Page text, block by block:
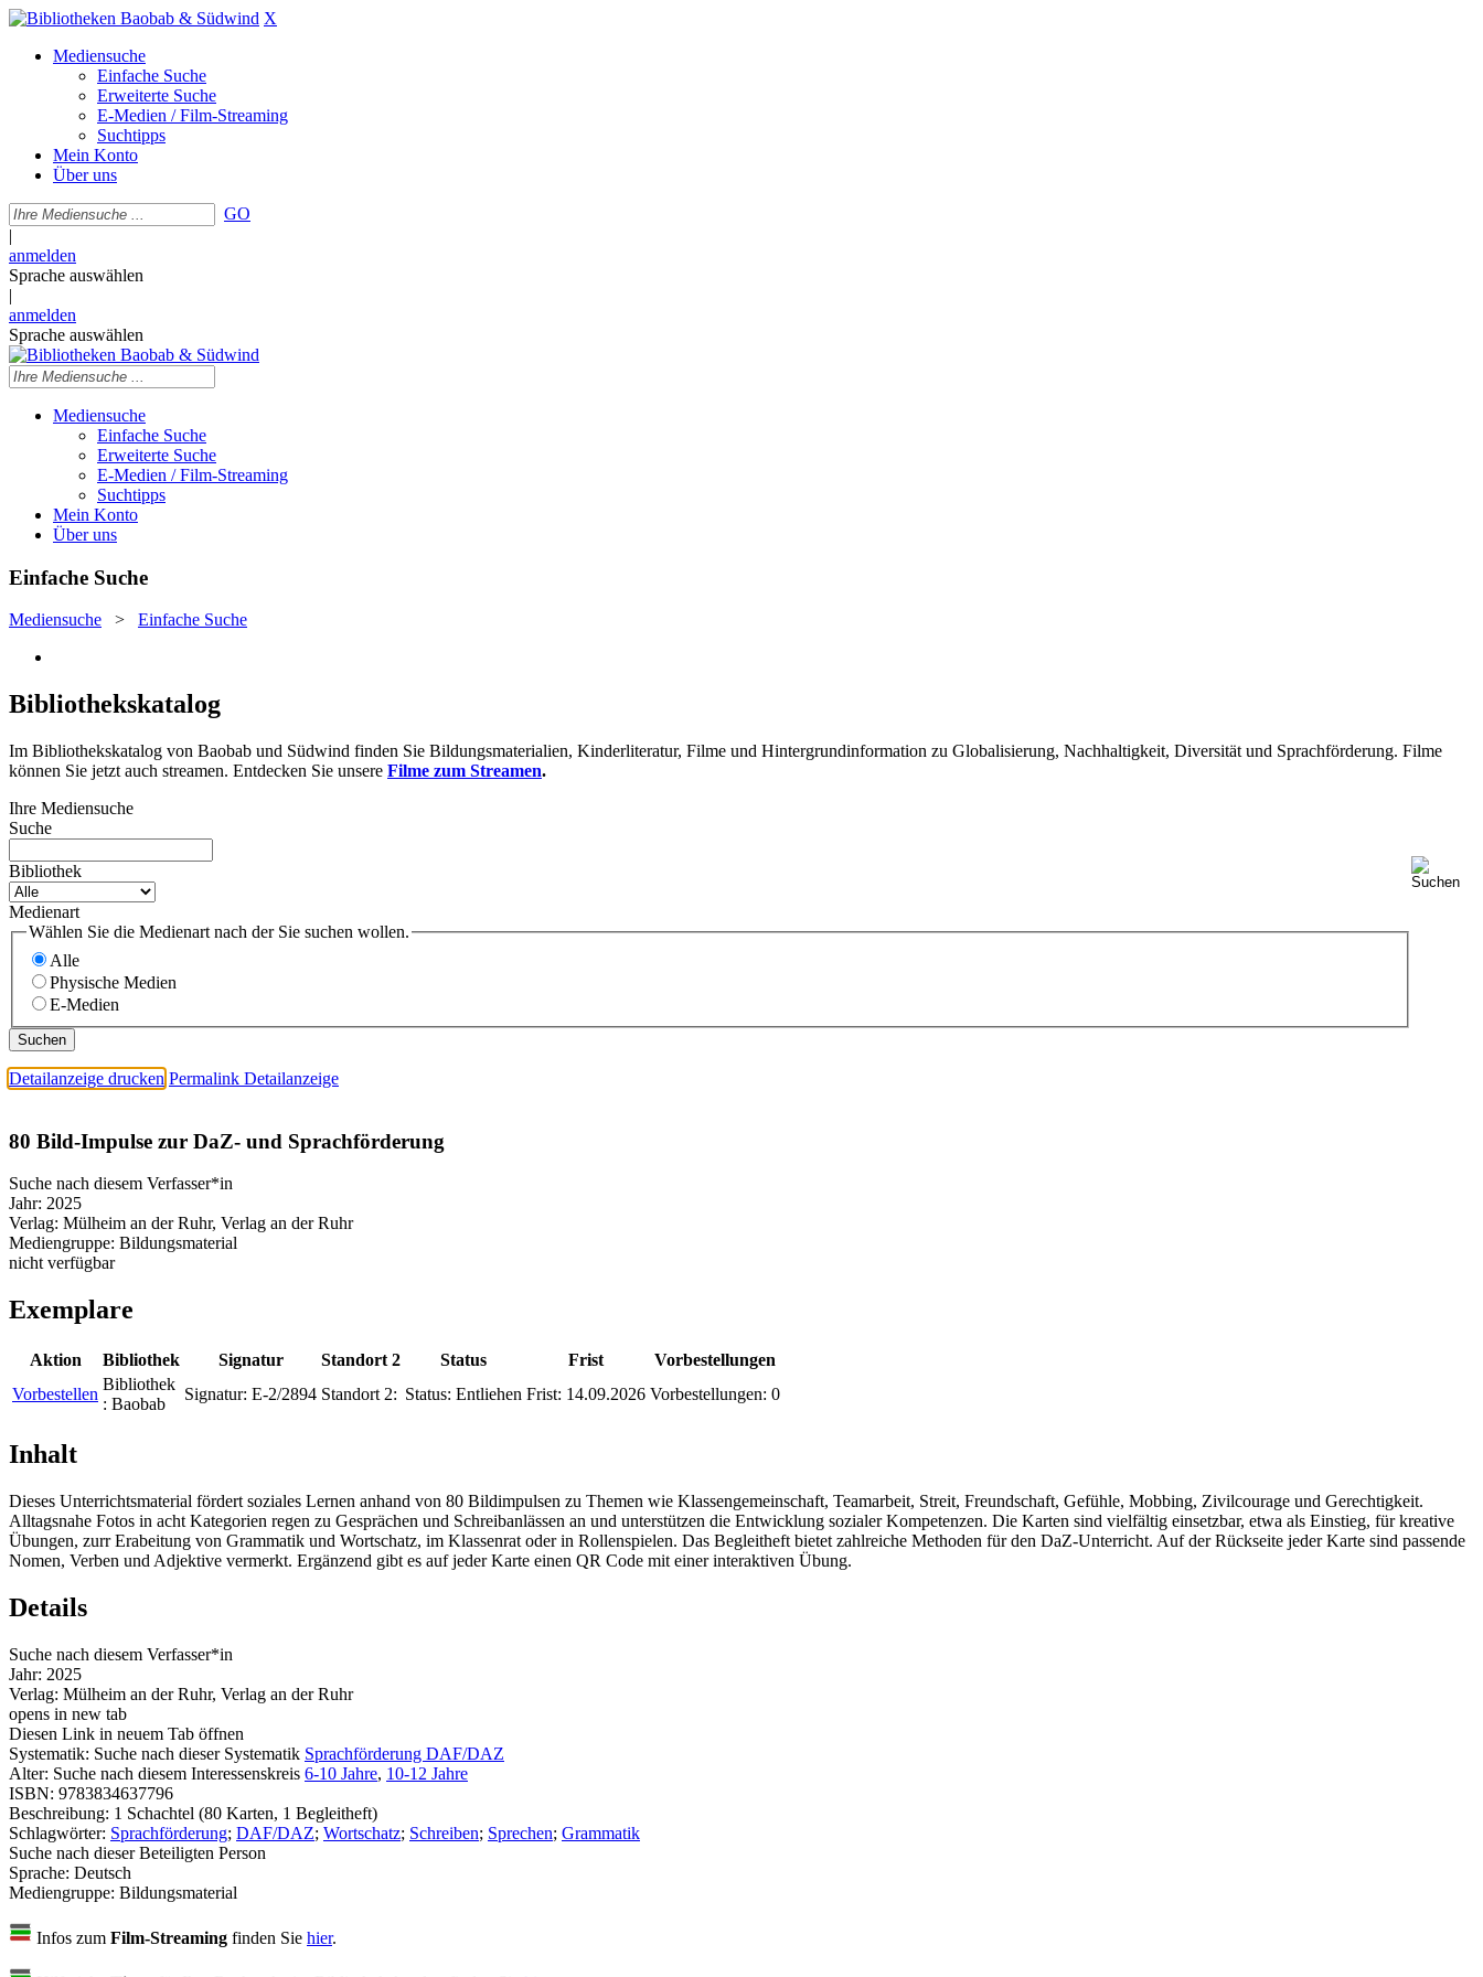
X
Mediensuche
Einfache Suche
Erweiterte Suche
E-Medien / Film-Streaming
Suchtipps
Mein Konto
Über uns
GO
|
anmelden
Sprache auswählen
|
anmelden
Sprache auswählen
Mediensuche
Einfache Suche
Erweiterte Suche
E-Medien / Film-Streaming
Suchtipps
Mein Konto
Über uns
Einfache Suche
Mediensuche > Einfache Suche
Bibliothekskatalog
Im Bibliothekskatalog von Baobab und Südwind finden Sie Bildungsmaterialien, Kinderliteratur, Filme und Hintergrundinformation zu Globalisierung, Nachhaltigkeit, Diversität und Sprachförderung. Filme
können Sie jetzt auch streamen. Entdecken Sie unsere Filme zum Streamen.
Ihre Mediensuche
Suche
Bibliothek
Medienart
Wählen Sie die Medienart nach der Sie suchen wollen.
Alle
Physische Medien
E-Medien
Detailanzeige drucken Permalink Detailanzeige
80 Bild-Impulse zur DaZ- und Sprachförderung
Suche nach diesem Verfasser*in
Jahr: 2025
Verlag: Mülheim an der Ruhr, Verlag an der Ruhr
Mediengruppe: Bildungsmaterial
nicht verfügbar
Exemplare
Aktion Bibliothek Signatur Standort 2 Status Frist
Vorbestellungen
Vorbestellen
Bibliothek
: Baobab
Signatur: E-2/2894 Standort 2: Status: Entliehen Frist: 14.09.2026 Vorbestellungen: 0
Inhalt
Dieses Unterrichtsmaterial fördert soziales Lernen anhand von 80 Bildimpulsen zu Themen wie Klassengemeinschaft, Teamarbeit, Streit, Freundschaft, Gefühle, Mobbing, Zivilcourage und Gerechtigkeit.
Alltagsnahe Fotos in acht Kategorien regen zu Gesprächen und Schreibanlässen an und unterstützen die Entwicklung sozialer Kompetenzen. Die Karten sind vielfältig einsetzbar, etwa als Einstieg, für kreative
Übungen, zurr Erabeitung von Grammatik und Wortschatz, im Klassenrat oder in Rollenspielen. Das Begleitheft bietet zahlreiche Methoden für den DaZ-Unterricht. Auf der Rückseite jeder Karte sind passende
Nomen, Verben und Adjektive vermerkt. Ergänzend gibt es auf jeder Karte einen QR Code mit einer interaktiven Übung.
Details
Suche nach diesem Verfasser*in
Jahr: 2025
Verlag: Mülheim an der Ruhr, Verlag an der Ruhr
opens in new tab
Diesen Link in neuem Tab öffnen
Systematik: Suche nach dieser Systematik Sprachförderung DAF/DAZ
Alter: Suche nach diesem Interessenskreis 6-10 Jahre, 10-12 Jahre
ISBN: 9783834637796
Beschreibung: 1 Schachtel (80 Karten, 1 Begleitheft)
Schlagwörter: Sprachförderung; DAF/DAZ; Wortschatz; Schreiben; Sprechen; Grammatik
Suche nach dieser Beteiligten Person
Sprache: Deutsch
Mediengruppe: Bildungsmaterial
Infos zum Film-Streaming finden Sie hier.